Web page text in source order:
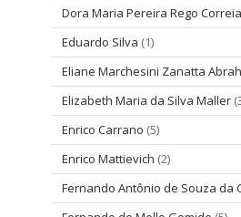
Dora Maria Pereira Rego Correia
Eduardo Silva (1)
Eliane Marchesini Zanatta
Elizabeth Maria da Silva Maller
Enrico Carrano (5)
Enrico Mattievich (2)
Fernando Antônio de Souza da